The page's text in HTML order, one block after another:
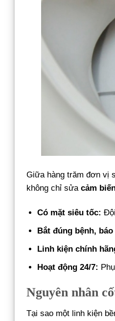
Giữa hàng trăm đơn vị
không chỉ sửa cảm
Có mặt siêu tốc:
Bắt đúng bệnh,
Linh kiện chính
Hoạt động 24/7:
Nguyên nhân
Tại sao một linh kiện